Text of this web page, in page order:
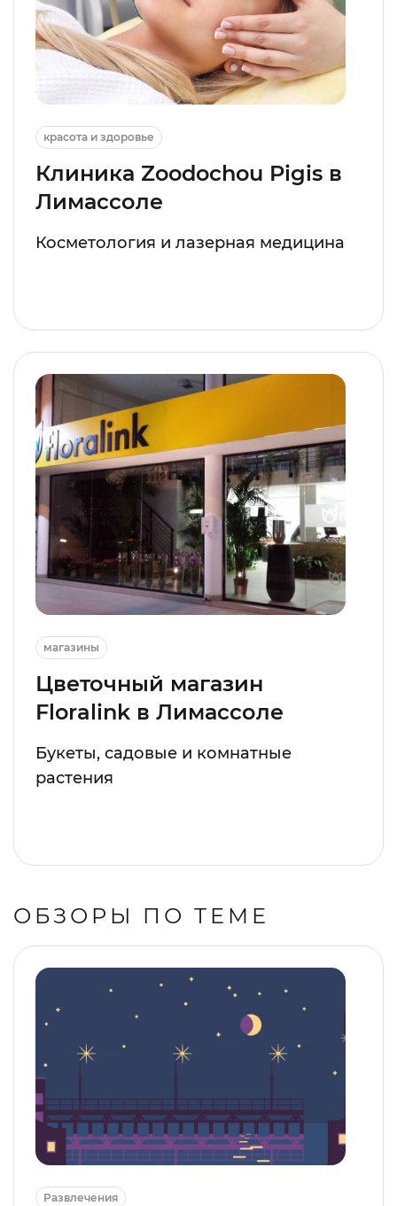
красота и здоровье
Клиника Zoodochou Pigis в
Лимассоле
Косметология и лазерная медицина
магазины
Цветочный магазин
Floralink в Лимассоле
Букеты, садовые и комнатные
растения
ОБЗОРЫ ПО ТЕМЕ
Развлечения